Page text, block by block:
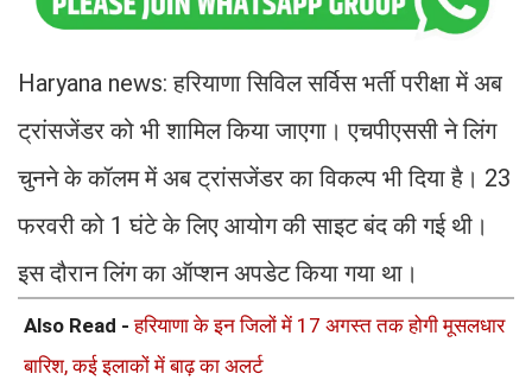
Haryana news: हरियाणा सिविल सर्विस भर्ती परीक्षा में अब
ट्रांसजेंडर को भी शामिल किया जाएगा। एचपीएससी ने लिंग
चुनने के कॉलम में अब ट्रांसजेंडर का विकल्प भी दिया है। 23
फरवरी को 1 घंटे के लिए आयोग की साइट बंद की गई थी।
इस दौरान लिंग का ऑप्शन अपडेट किया गया था।
Also Read -हरियाणा के इन जिलों में 17 अगस्त तक होगी मूसलधार
बारिश, कई इलाकों में बाढ़ का अलर्ट